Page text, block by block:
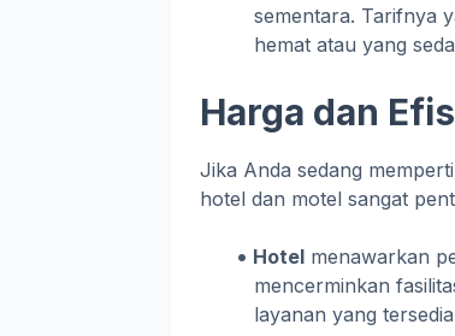
sementara. Tarifnya
hemat atau yang
Harga dan
Jika Anda sedang
hotel dan motel sangat
Hotel menawarkan
mencerminkan
layanan yang